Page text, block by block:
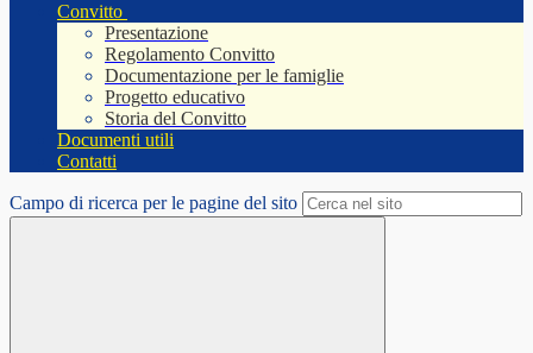
Convitto
Presentazione
Regolamento Convitto
Documentazione per le famiglie
Progetto educativo
Storia del Convitto
Documenti utili
Contatti
Campo di ricerca per le pagine del sito